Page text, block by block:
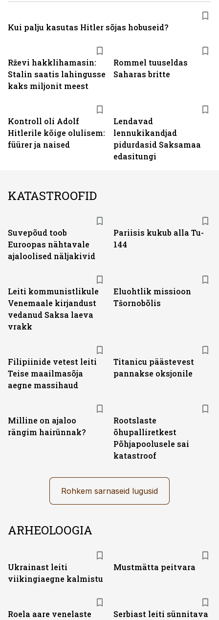
Rževi hakklihamasin:
Stalin saatis lahingusse
kaks miljonit meest
Rommel tuuseldas
Saharas britte
Kontroll oli Adolf
Hitlerile kõige olulisem:
füürer ja naised
Lendavad
lennukikandjad
pidurdasid Saksamaa
edasitungi
Kui palju kasutas Hitler sõjas hobuseid?
KATASTROOFID
Suvepõud toob
Euroopas nähtavale
ajaloolised näljakivid
Pariisis kukub alla Tu-
144
Leiti kommunistlikule
Venemaale kirjandust
vedanud Saksa laeva
vrakk
Eluohtlik missioon
Tšornobõlis
Filipiinide vetest leiti
Teise maailmasõja
aegne massihaud
Titanicu päästevest
pannakse oksjonile
Milline on ajaloo
rängim hairünnak?
Rootslaste
õhupalliretkest
Põhjapoolusele sai
katastroof
Rohkem sarnaseid lugusid
ARHEOLOOGIA
Ukrainast leiti
viikingiaegne kalmistu
Mustmätta peitvara
Roela aare venelaste
Serbiast leiti sünnitava